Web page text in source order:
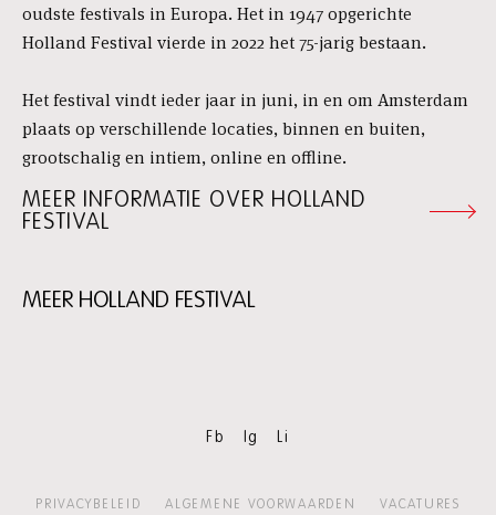
oudste festivals in Europa. Het in 1947 opgerichte
Holland Festival vierde in 2022 het 75-jarig bestaan.
Het festival vindt ieder jaar in juni, in en om Amsterdam
plaats op verschillende locaties, binnen en buiten,
grootschalig en intiem, online en offline.
MEER INFORMATIE OVER HOLLAND
FESTIVAL
MEER HOLLAND FESTIVAL
Fb Ig Li
PRIVACYBELEID ALGEMENE VOORWAARDEN
VACATURES